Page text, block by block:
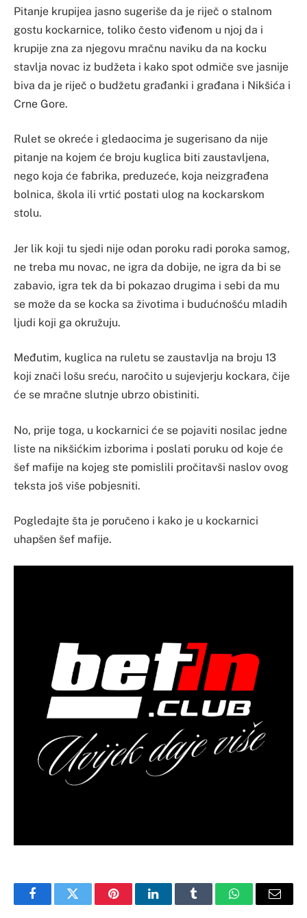
Pitanje krupijea jasno sugeriše da je riječ o stalnom
gostu kockarnice, toliko često viđenom u njoj da i
krupije zna za njegovu mračnu naviku da na kocku
stavlja novac iz budžeta i kako spot odmiče sve jasnije
biva da je riječ o budžetu građanki i građana i Nikšića i
Crne Gore.
Rulet se okreće i gledaocima je sugerisano da nije
pitanje na kojem će broju kuglica biti zaustavljena,
nego koja će fabrika, preduzeće, koja neizgrađena
bolnica, škola ili vrtić postati ulog na kockarskom
stolu.
Jer lik koji tu sjedi nije odan poroku radi poroka samog,
ne treba mu novac, ne igra da dobije, ne igra da bi se
zabavio, igra tek da bi pokazao drugima i sebi da mu
se može da se kocka sa životima i budućnošću mladih
ljudi koji ga okružuju.
Međutim, kuglica na ruletu se zaustavlja na broju 13
koji znači lošu sreću, naročito u sujevjerju kockara, čije
će se mračne slutnje ubrzo obistiniti.
No, prije toga, u kockarnici će se pojaviti nosilac jedne
liste na nikšićkim izborima i poslati poruku od koje će
šef mafije na kojeg ste pomislili pročitavši naslov ovog
teksta još više pobjesniti.
Pogledajte šta je poručeno i kako je u kockarnici
uhapšen šef mafije.
FacebookTwitter PinterestLinkedInTumblr WhatsAppEmail